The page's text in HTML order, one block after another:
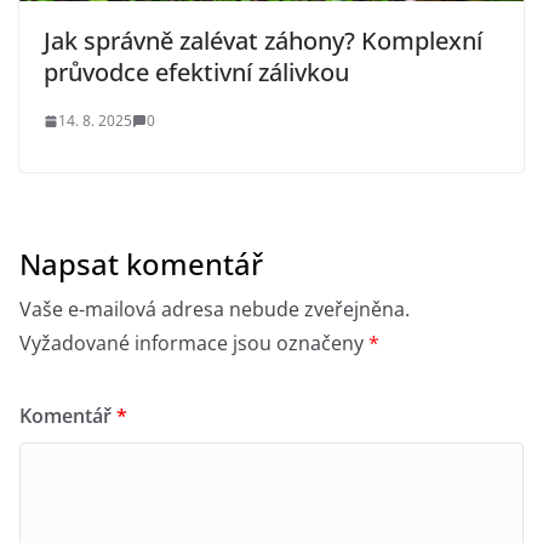
Jak správně zalévat záhony? Komplexní
průvodce efektivní zálivkou
14. 8. 2025 0
Napsat komentář
Vaše e-mailová adresa nebude zveřejněna.
Vyžadované informace jsou označeny*
Komentář*